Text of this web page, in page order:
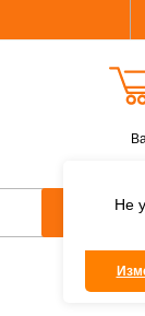
Не